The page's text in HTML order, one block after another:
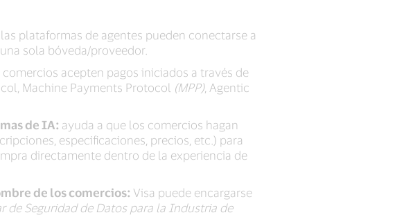
las plataformas de agentes pueden conectarse a
sola bóveda/proveedor.
acepten pagos iniciados a través de
Machine Payments Protocol (MPP), Agentic
de IA: ayuda a que los comercios hagan
especificaciones, precios, etc.) para
directamente dentro de la experiencia de
de los comercios: Visa puede encargarse
de Seguridad de Datos para la Industria de